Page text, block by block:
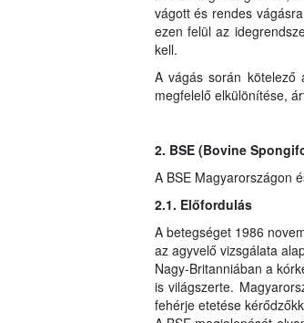
vágott és rendes
ezen felül az
kell.
A vágás során kötelező
megfelelő elkülönítése,
2. BSE (Bovine
A BSE Magyarországon
2.1. Előfordulás
A betegséget 1986
az agyvelő vizsgálata
Nagy-Britanniában a
is világszerte.
fehérje etetése